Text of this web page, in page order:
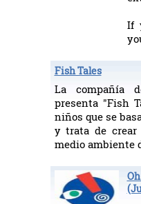
If
Fish Tales
La compañía
presenta "Fish
niños que se
y trata de crear
medio ambiente